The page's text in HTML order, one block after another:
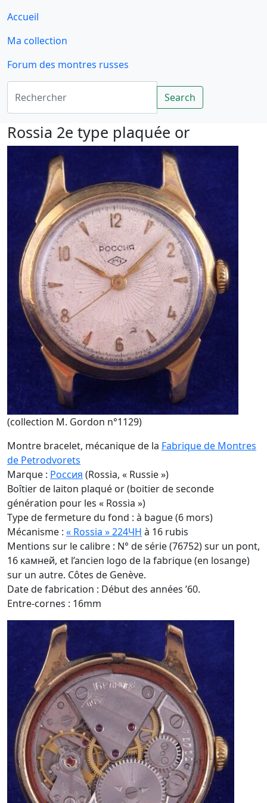
Accueil
Ma collection
Forum des montres russes
Rechercher
Search
Rossia 2e type plaquée or
(collection M. Gordon n°1129)
Montre bracelet, mécanique de la Fabrique de Montres
de Petrodvorets
Marque : Россия (Rossia, « Russie »)
Boîtier de laiton plaqué or (boitier de seconde
génération pour les « Rossia »)
Type de fermeture du fond : à bague (6 mors)
Mécanisme : « Rossia » 224ЧH à 16 rubis
Mentions sur le calibre : N° de série (76752) sur un pont,
16 камней, et l’ancien logo de la fabrique (en losange)
sur un autre. Côtes de Genève.
Date de fabrication : Début des années ’60.
Entre-cornes : 16mm